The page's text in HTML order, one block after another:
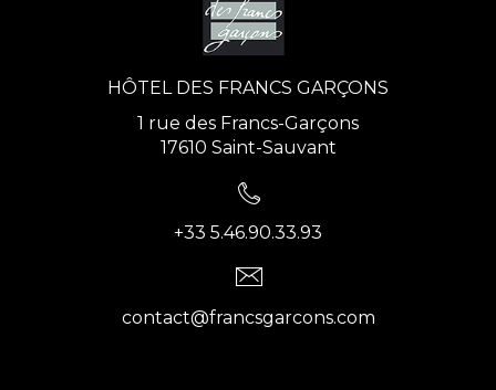
HÔTEL DES FRANCS GARÇONS
1 rue des Francs-Garçons
17610 Saint-Sauvant
+33 5.46.90.33.93
contact@francsgarcons.com